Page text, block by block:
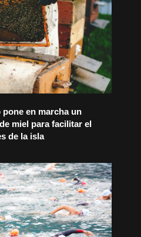
en marcha un
miel para facilitar el
de la isla